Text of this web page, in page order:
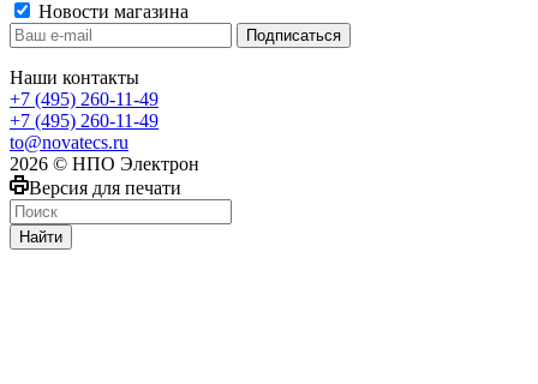
Новости магазина
Наши контакты
+7 (495) 260-11-49
+7 (495) 260-11-49
to@novatecs.ru
2026 © НПО Электрон
Версия для печати
Найти